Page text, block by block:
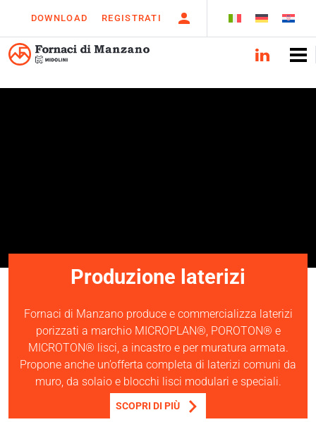
DOWNLOAD REGISTRATI
Produzione laterizi
Fornaci di Manzano produce e commercializza laterizi
porizzati a marchio MICROPLAN®, POROTON® e
MICROTON® lisci, a incastro e per muratura armata.
Propone anche un’offerta completa di laterizi comuni da
muro, da solaio e blocchi lisci modulari e speciali.
SCOPRI DI PIÙ